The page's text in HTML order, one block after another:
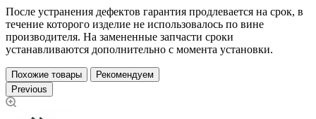
После устранения дефектов гарантия продлевается на срок, в
течение которого изделие не использовалось по вине
производителя. На замененные запчасти сроки
устанавливаются дополнительно с момента установки.
Похожие товары
Рекомендуем
Previous